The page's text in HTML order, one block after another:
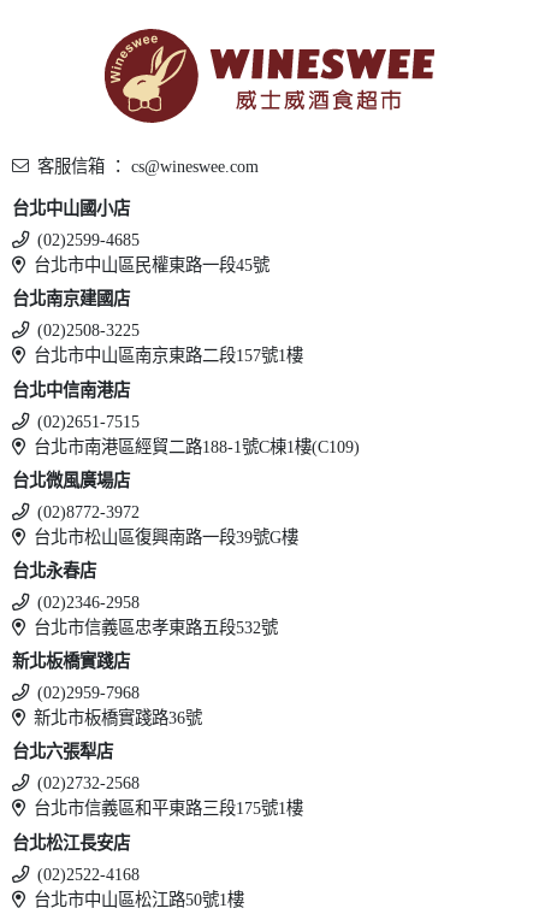
客服信箱 ： cs@wineswee.com
台北中山國小店
(02)2599-4685
台北市中山區民權東路一段45號
台北南京建國店
(02)2508-3225
台北市中山區南京東路二段157號1樓
台北中信南港店
(02)2651-7515
台北市南港區經貿二路188-1號C棟1樓(C109)
台北微風廣場店
(02)8772-3972
台北市松山區復興南路一段39號G樓
台北永春店
(02)2346-2958
台北市信義區忠孝東路五段532號
新北板橋實踐店
(02)2959-7968
新北市板橋實踐路36號
台北六張犁店
(02)2732-2568
台北市信義區和平東路三段175號1樓
台北松江長安店
(02)2522-4168
台北市中山區松江路50號1樓